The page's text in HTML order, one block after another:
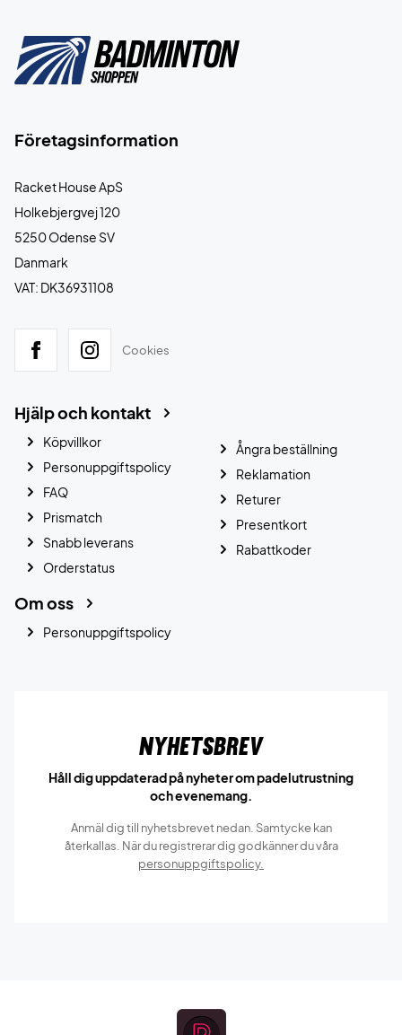
Företagsinformation
Racket House ApS
Holkebjergvej 120
5250 Odense SV
Danmark
VAT: DK36931108
Cookies
Hjälp och kontakt
Köpvillkor
Personuppgiftspolicy
FAQ
Prismatch
Snabb leverans
Orderstatus
Ångra beställning
Reklamation
Returer
Presentkort
Rabattkoder
Om oss
Personuppgiftspolicy
Nyhetsbrev
Håll dig uppdaterad på nyheter om padelutrustning
och evenemang.
Anmäl dig till nyhetsbrevet nedan. Samtycke kan
återkallas. När du registrerar dig godkänner du våra
personuppgiftspolicy.